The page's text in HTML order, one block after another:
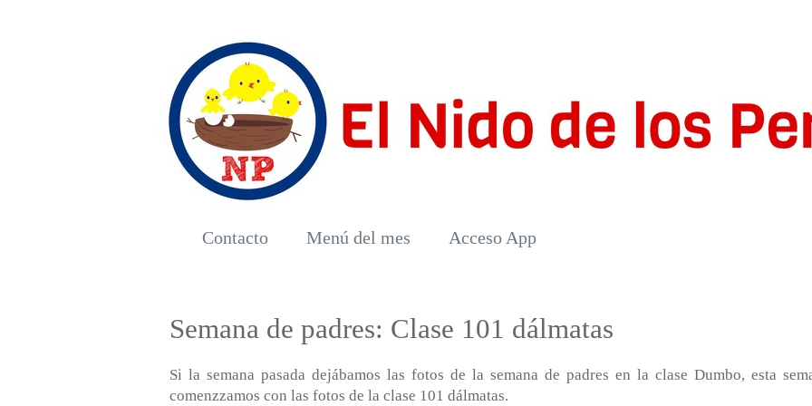
Contacto Menú del mes Acceso App
Semana de padres: Clase 101 dálmatas
Si la semana pasada dejábamos las fotos de la semana de padres en la clase Dumbo, esta
comenzzamos con las fotos de la clase 101 dálmatas.